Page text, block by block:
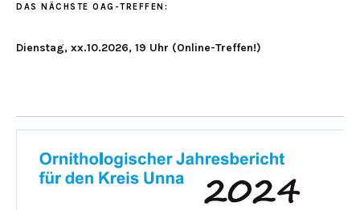
DAS NÄCHSTE OAG-TREFFEN:
Dienstag, xx.10.2026, 19 Uhr (Online-Treffen!)